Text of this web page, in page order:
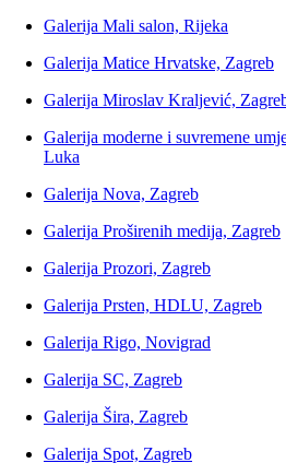
Galerija Mali salon, Rijeka
Galerija Matice Hrvatske, Zagreb
Galerija Miroslav Kraljević,
Galerija moderne i suvremene
Luka
Galerija Nova, Zagreb
Galerija Proširenih medija, Zagreb
Galerija Prozori, Zagreb
Galerija Prsten, HDLU, Zagreb
Galerija Rigo, Novigrad
Galerija SC, Zagreb
Galerija Šira, Zagreb
Galerija Spot, Zagreb